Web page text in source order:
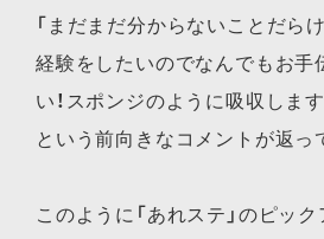
「まだまだ分からないことだら
経験をしたいのでなんでもお手
い！スポンジのように吸収します
という前向きなコメントが返っ
このように「あれステ」のピッ